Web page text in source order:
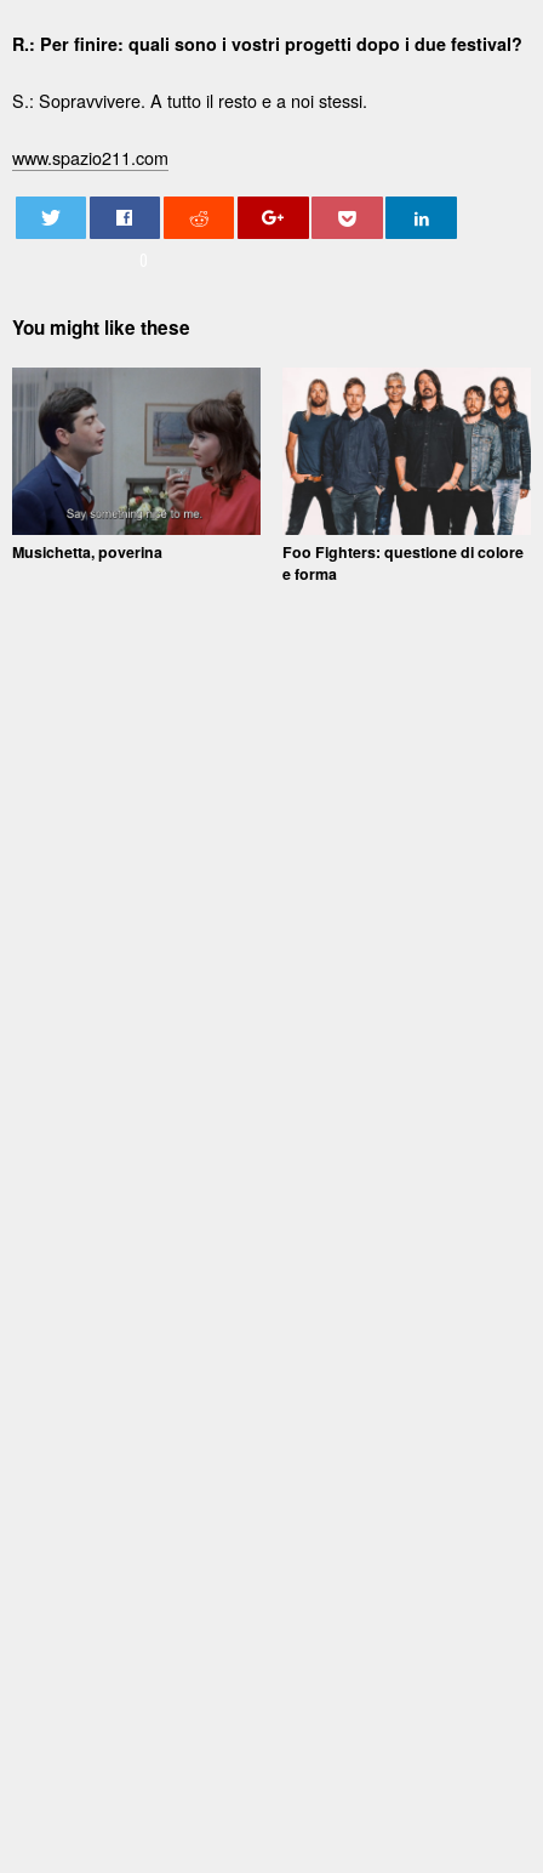
R.: Per finire: quali sono i vostri progetti dopo i due festival?
S.: Sopravvivere. A tutto il resto e a noi stessi.
www.spazio211.com
You might like these
Musichetta, poverina
Foo Fighters: questione di colore
e forma